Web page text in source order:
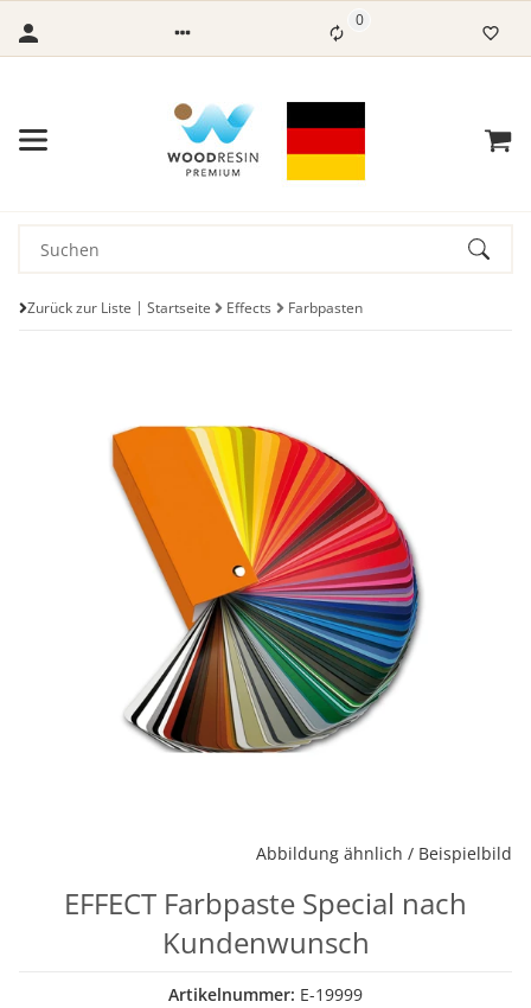
0
Zurück zur Liste Startseite Effects Farbpasten
Abbildung ähnlich / Beispielbild
EFFECT Farbpaste Special nach
Kundenwunsch
Artikelnummer: E-19999